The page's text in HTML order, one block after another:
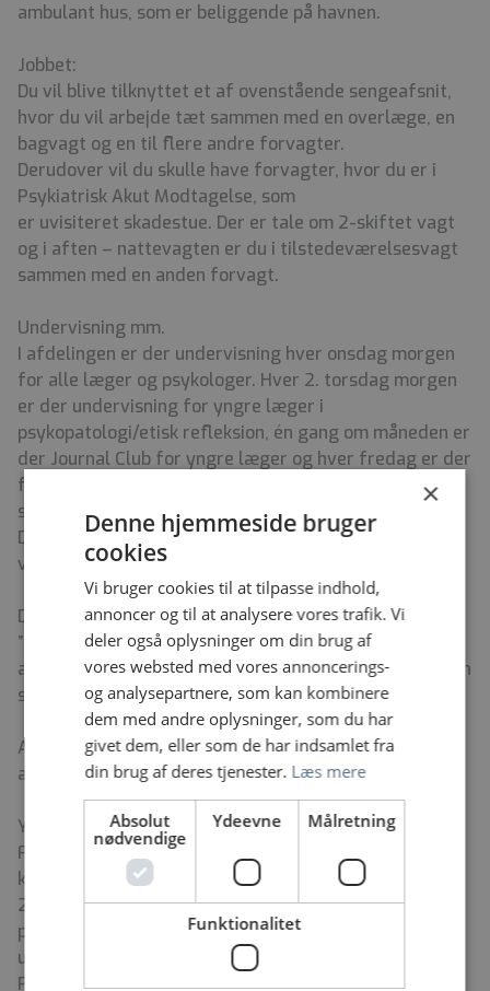
ambulant hus, som er beliggende på havnen.
Jobbet:
Du vil blive tilknyttet et af ovenstående sengeafsnit,
hvor du vil arbejde tæt sammen med en overlæge, en
bagvagt og en til flere andre forvagter.
Derudover vil du skulle have forvagter, hvor du er i
Psykiatrisk Akut Modtagelse, som
er uvisiteret skadestue. Der er tale om 2-skiftet vagt
og i aften – nattevagten er du i tilstedeværelsesvagt
sammen med en anden forvagt.
Undervisning mm.
I afdelingen er der undervisning hver onsdag morgen
for alle læger og psykologer. Hver 2. torsdag morgen
er der undervisning for yngre læger i
psykopatologi/etisk refleksion, én gang om måneden er
der Journal Club for yngre læger og hver fredag er der
fremlæggelse af en case for alle læger og
specialpsykolog-studerende.
Der er på hverdage supervision efter vagten kl. 7.45
ved overlæge.
De yngre læger i afdelingen har en
”Trivelskoordinator”, som arrangerer sociale
arrangementer for yngre læger bl.a. ”fredagsbar”, ”Den
store bagedyst” o.lign. sociale arrangementer.
Afdelingen har rygepolitik, som ikke tillader rygning i
arbejdstiden.
Yderlige oplysninger:
For yderlige oplysninger er du velkommen til at
kontakte chefoverlæge Sonja S. Rasmussen tlf.
29649759 eller pr. mail
på:
sonja.rasmussen@rsyd.dkeller
uddannelsesansvarlig overlæge Malene
Paaby:
Malene.Ellevang.Paaby@rsyd.dk
×
Denne hjemmeside bruger
cookies
Vi bruger cookies til at tilpasse indhold,
annoncer og til at analysere vores trafik. Vi
deler også oplysninger om din brug af
vores websted med vores annoncerings-
og analysepartnere, som kan kombinere
dem med andre oplysninger, som du har
givet dem, eller som de har indsamlet fra
din brug af deres tjenester. Læs mere
Absolut
nødvendige
Ydeevne Målretning
Funktionalitet